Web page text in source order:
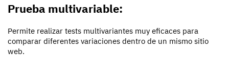
Prueba multivariable:
Permite realizar tests multivariantes muy eficaces para
comparar diferentes variaciones dentro de un mismo sitio
web.